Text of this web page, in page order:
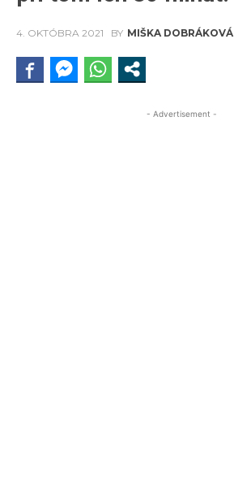
4. OKTÓBRA 2021 BY MIŠKA DOBRÁKOVÁ
- Advertisement -